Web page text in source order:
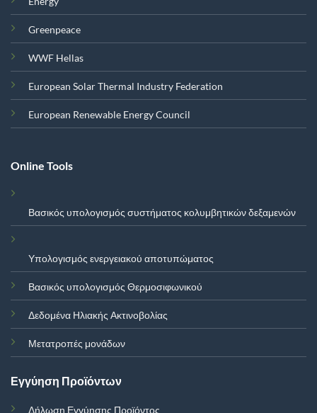
Greenpeace
WWF Hellas
European Solar Thermal Industry Federation
European Renewable Energy Council
Online Tools
Βασικός υπολογισμός συστήματος κολυμβητικών δεξαμενών
Υπολογισμός ενεργειακού αποτυπώματος
Βασικός υπολογισμός Θερμοσιφωνικού
Δεδομένα Ηλιακής Ακτινοβολίας
Μετατροπές μονάδων
Εγγύηση Προϊόντων
Δήλωση Εγγύησης Προϊόντος